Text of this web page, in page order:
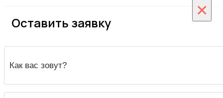
×
Оставить заявку